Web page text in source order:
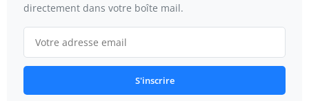
directement dans votre boîte mail.
S'inscrire